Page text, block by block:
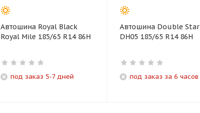
Автошина Royal Black
Royal Mile 185/65 R14 86H
под заказ 5-7 дней
Автошина Double Star
DH05 185/65 R14 86H
под заказ за 6 часов